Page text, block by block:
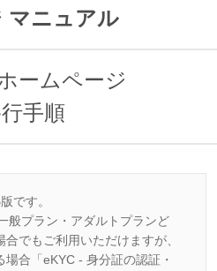
マニュアル
ームページ
手順
です。
般プラン・アダルトプランど
でもご利用いただけますが、
合「eKYC - 身分証の認証・